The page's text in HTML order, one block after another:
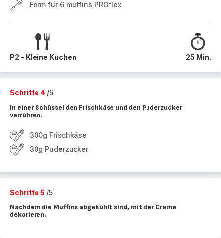
Form für 6 muffins PROflex
P2 - Kleine Kuchen 25 Min.
Schritte 4 /5
In einer Schüssel den Frischkäse und den Puderzucker
verrühren.
300g Frischkäse
30g Puderzucker
Schritte 5 /5
Nachdem die Muffins abgekühlt sind, mit der Creme
dekorieren.